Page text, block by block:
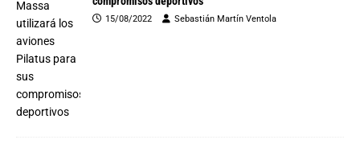
15/08/2022 Sebastián Martín Ventola